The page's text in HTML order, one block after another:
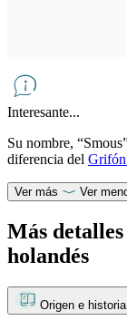
Interesante...
Su nombre,
diferencia del Grifón
Ver más Ver
Más
holandés
Origen e historia